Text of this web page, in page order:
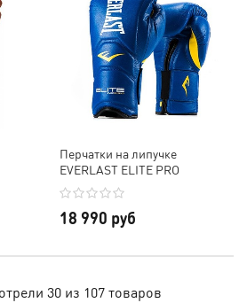
Перчатки на липучке
EVERLAST ELITE PRO
18 990 руб
30 из 107 товаров